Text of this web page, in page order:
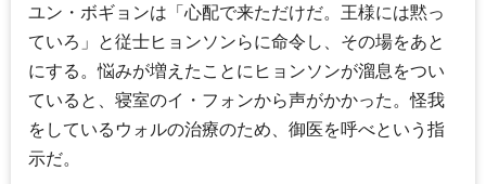
ユン・ボギョンは「心配で来ただけだ。王様には黙っ
ていろ」と従士ヒョンソンらに命令し、その場をあと
にする。悩みが増えたことにヒョンソンが溜息をつい
ていると、寝室のイ・フォンから声がかかった。怪我
をしているウォルの治療のため、御医を呼べという指
示だ。